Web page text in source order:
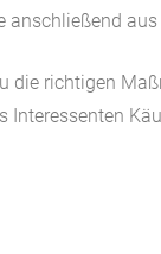
anschließend aus
richtigen